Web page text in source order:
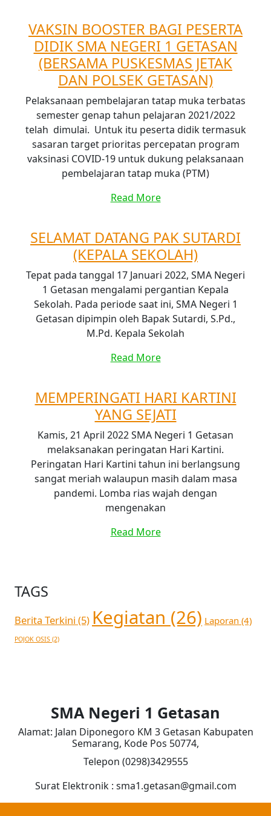
VAKSIN BOOSTER BAGI PESERTA
DIDIK SMA NEGERI 1 GETASAN
(BERSAMA PUSKESMAS JETAK
DAN POLSEK GETASAN)
Pelaksanaan pembelajaran tatap muka terbatas
semester genap tahun pelajaran 2021/2022
telah dimulai. Untuk itu peserta didik termasuk
sasaran target prioritas percepatan program
vaksinasi COVID-19 untuk dukung pelaksanaan
pembelajaran tatap muka (PTM)
Read More
SELAMAT DATANG PAK SUTARDI
(KEPALA SEKOLAH)
Tepat pada tanggal 17 Januari 2022, SMA Negeri
1 Getasan mengalami pergantian Kepala
Sekolah. Pada periode saat ini, SMA Negeri 1
Getasan dipimpin oleh Bapak Sutardi, S.Pd.,
M.Pd. Kepala Sekolah
Read More
MEMPERINGATI HARI KARTINI
YANG SEJATI
Kamis, 21 April 2022 SMA Negeri 1 Getasan
melaksanakan peringatan Hari Kartini.
Peringatan Hari Kartini tahun ini berlangsung
sangat meriah walaupun masih dalam masa
pandemi. Lomba rias wajah dengan
mengenakan
Read More
TAGS
Berita Terkini (5) Kegiatan (26) Laporan (4)
POJOK OSIS (2)
SMA Negeri 1 Getasan
Alamat: Jalan Diponegoro KM 3 Getasan Kabupaten
Semarang, Kode Pos 50774,
Telepon (0298)3429555
Surat Elektronik : sma1.getasan@gmail.com